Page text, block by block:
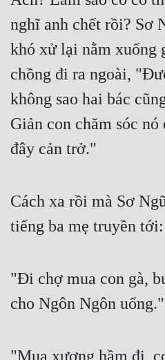
Xuyên Thư
Điền Văn
Đông Phương Huyền Huyễn
Đồng Nhân
Cẩu Đạo Trường Sinh
Ngự Thú
Truyện Nữ
Vô Địch Lưu
nghĩ anh chết rồi? Sơ
khó xử lại nằm xuống
chồng đi ra ngoài,
không sao hai bác
Giản con chăm sóc
đây cản trở."
Cách xa rồi mà Sơ
tiếng ba mẹ truyền tới:
"Đi chợ mua con gà,
cho Ngôn Ngôn uống."
"Mua xương hầm đi,